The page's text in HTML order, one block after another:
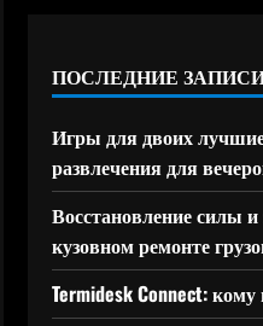
ПОСЛЕДНИЕ
Игры для двоих
развлечения для
Восстановление силы и
кузовном ремонте
Termidesk Connect: